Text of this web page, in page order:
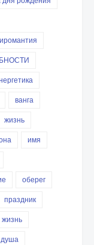
ванга
жизнь
имя
оберег
праздник
душа